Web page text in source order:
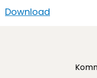
Download